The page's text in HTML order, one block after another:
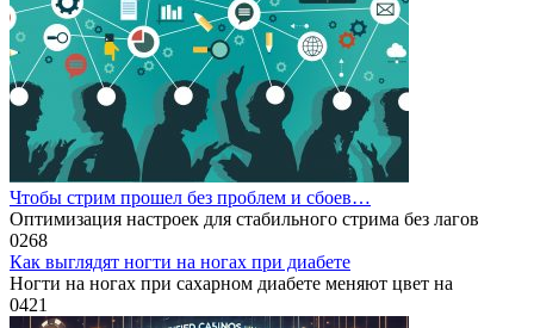
Чтобы стрим прошел без проблем и сбоев…
Оптимизация настроек для стабильного стрима без лагов
0268
Как выглядят ногти на ногах при диабете
Ногти на ногах при сахарном диабете меняют цвет на
0421